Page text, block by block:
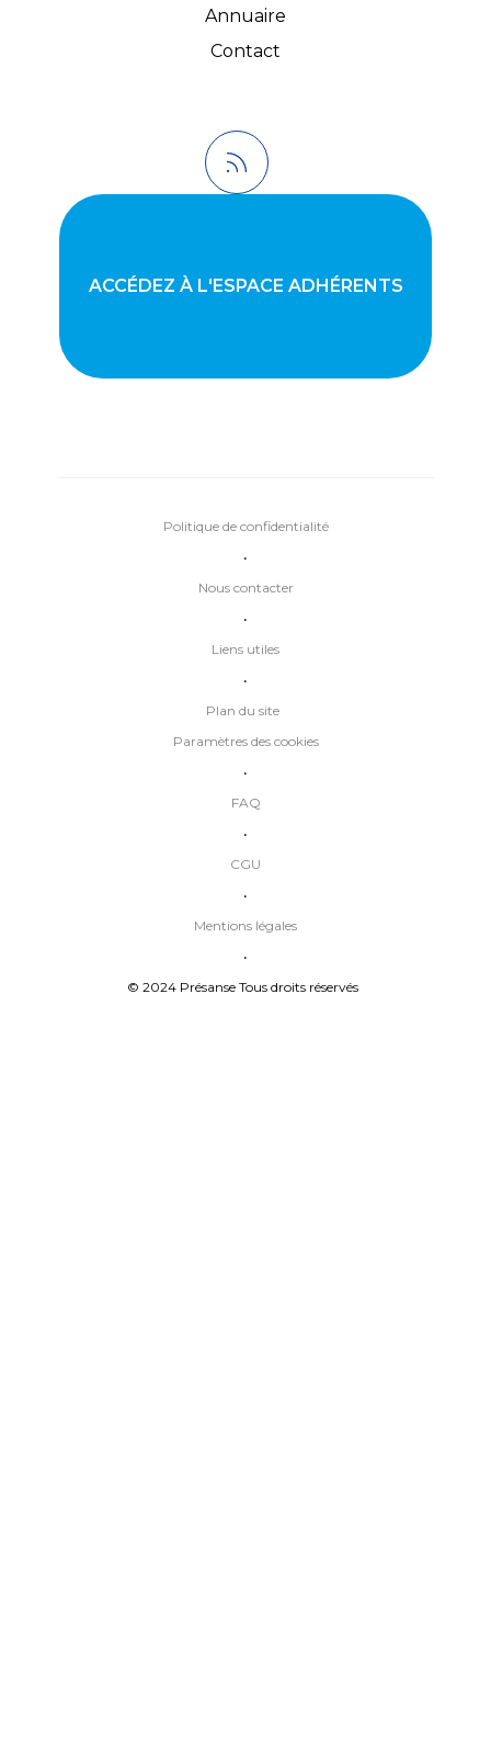
Annuaire
Contact
ACCÉDEZ À L'ESPACE ADHÉRENTS
Plan du site
•
Liens utiles
•
Nous contacter
•
Politique de confidentialité
© 2024 Présanse Tous droits réservés
•
Mentions légales
•
CGU
•
FAQ
•
Paramètres des cookies